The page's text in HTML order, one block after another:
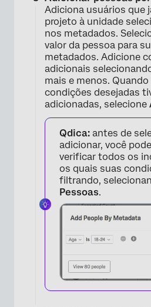
Adiciona usuários que
projeto à unidade
nos metadados.
valor da pessoa para
metadados. Adicione
adicionais
mais e menos.
condições desejadas
adicionadas, selecione
Qdica: antes de
adicionar, você
verificar todos os
os quais suas
filtrando,
Pessoas.